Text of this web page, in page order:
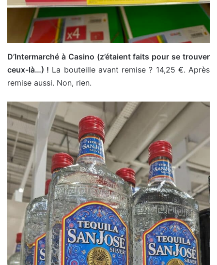
D’Intermarché à Casino (z’étaient faits pour se trouver
ceux-là…) ! La bouteille avant remise ? 14,25 €. Après
remise aussi. Non, rien.